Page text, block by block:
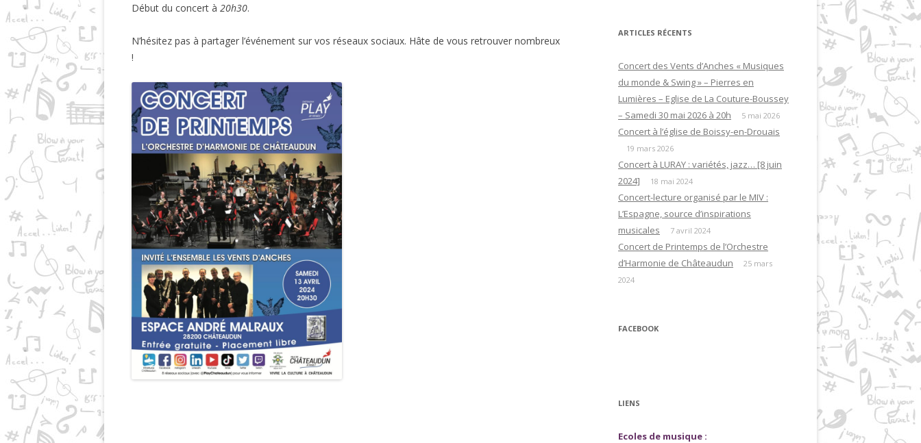
Début du concert à 20h30.
N’hésitez pas à partager l’événement sur vos réseaux sociaux. Hâte de vous retrouver nombreux
!
ARTICLES RÉCENTS
Concert des Vents d’Anches « Musiques
du monde & Swing » – Pierres en
Lumières – Eglise de La Couture-Boussey
– Samedi 30 mai 2026 à 20h
5 mai 2026
Concert à l’église de Boissy-en-Drouais
19 mars 2026
Concert à LURAY : variétés, jazz… [8 juin
2024]
18 mai 2024
Concert-lecture organisé par le MIV :
L’Espagne, source d’inspirations
musicales
7 avril 2024
Concert de Printemps de l’Orchestre
d’Harmonie de Châteaudun
25 mars
2024
FACEBOOK
LIENS
Ecoles de musique :